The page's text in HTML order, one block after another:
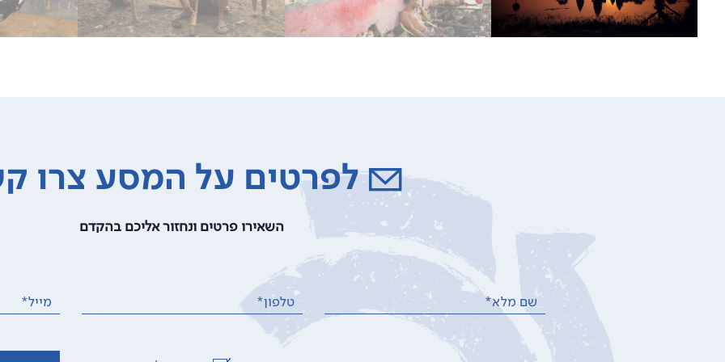
לפרטים על המסע צרו
השאירו פרטים ונחזור אליכם בהקדם
שם מלא* טלפון* מייל*